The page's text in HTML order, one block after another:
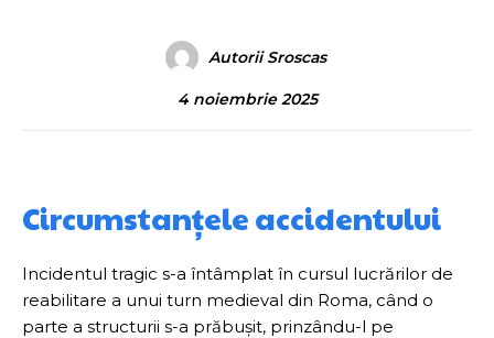
Autorii Sroscas
4 noiembrie 2025
Circumstanțele accidentului
Incidentul tragic s-a întâmplat în cursul lucrărilor de
reabilitare a unui turn medieval din Roma, când o
parte a structurii s-a prăbușit, prinzându-l pe